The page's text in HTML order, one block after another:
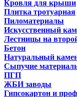
Кровля для крыши
Плитка тротуарная
Пиломатериалы
Искусственный
Лестницы на
Бетон
Натуральный
Сыпучие
ПГП
ЖБИ заводы
Гипсокартон и